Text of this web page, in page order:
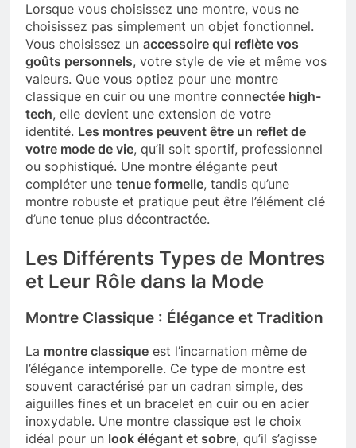
Lorsque vous choisissez une montre, vous ne
choisissez pas simplement un objet fonctionnel.
Vous choisissez un accessoire qui reflète vos
goûts personnels, votre style de vie et même vos
valeurs. Que vous optiez pour une montre
classique en cuir ou une montre connectée high-
tech, elle devient une extension de votre
identité. Les montres peuvent être un reflet de
votre mode de vie, qu’il soit sportif, professionnel
ou sophistiqué. Une montre élégante peut
compléter une tenue formelle, tandis qu’une
montre robuste et pratique peut être l’élément clé
d’une tenue plus décontractée.
Les Différents Types de Montres
et Leur Rôle dans la Mode
Montre Classique : Élégance et Tradition
La montre classique est l’incarnation même de
l’élégance intemporelle. Ce type de montre est
souvent caractérisé par un cadran simple, des
aiguilles fines et un bracelet en cuir ou en acier
inoxydable. Une montre classique est le choix
idéal pour un look élégant et sobre, qu’il s’agisse